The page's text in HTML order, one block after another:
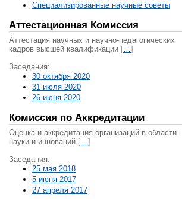
Специализированные научные советы
Аттестационная Комиссия
Аттестация научных и научно-педагогических
кадров высшей квалификации […]
Заседания:
30 октября 2020
31 июля 2020
26 июня 2020
Комиссия по Аккредитации
Оценка и аккредитация организаций в области
науки и инноваций […]
Заседания:
25 мая 2018
5 июня 2017
27 апреля 2017